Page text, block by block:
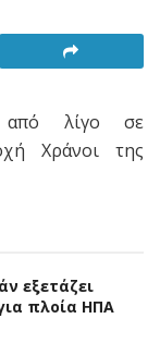
λίγο σε
Χράνοι της
εξετάζει
πλοία ΗΠΑ